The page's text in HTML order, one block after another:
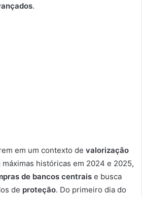
.
em um contexto de valorização
históricas em 2024 e 2025,
de bancos centrais e busca
de proteção. Do primeiro dia do